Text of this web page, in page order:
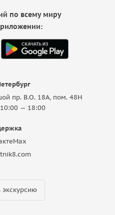
пр. В.О. 18A, пом. 48Н
— 18:00
Max
по всему миру